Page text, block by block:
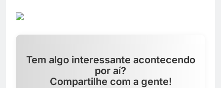
Tem algo interessante acontecendo
por aí?
Compartilhe com a gente!